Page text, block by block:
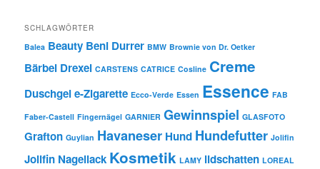
SCHLAGWÖRTER
Balea Beauty Beni Durrer BMW Brownie von Dr. Oetker
Bärbel Drexel CARSTENS CATRICE Cosline Creme
Duschgele-Zigarette Ecco-Verde Essen Essence FAB
Faber-Castell Fingernägel GARNIER Gewinnspiel GLASFOTO
Grafton Guylian Havaneser Hund Hundefutter Jolifin
Jolifin Nagellack Kosmetik LAMY lidschatten LOREAL